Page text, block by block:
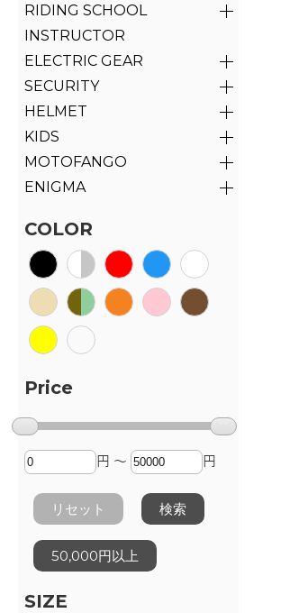
RIDING SCHOOL
INSTRUCTOR
ELECTRIC GEAR
SECURITY
HELMET
KIDS
MOTOFANGO
ENIGMA
COLOR
Price
円 ～ 円
リセット 検索
50,000円以上
SIZE